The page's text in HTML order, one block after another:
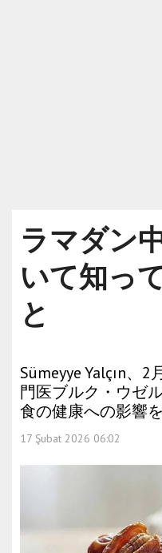
ラマダン
いて知っ
と
Sümeyye Yalçın、
門医ブルク・ウゼ
食の健康への影響
17 Şubat 2026 06:02